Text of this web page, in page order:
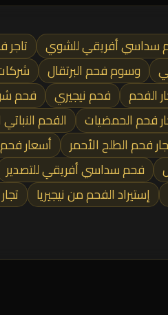
سداسي أفريقي للشوي تاجر
وسوم فحم البرتقال
الفحم فحم نيجيري فحم
فحم الحمضيات الفحم
فحم الطلح الأحمر أسعار
فحم سداسي أفريقي للتصدير
إستيراد الفحم من نيجيريا